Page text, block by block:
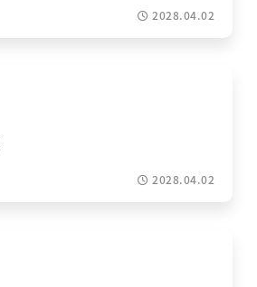
2028.04.02
2028.04.02